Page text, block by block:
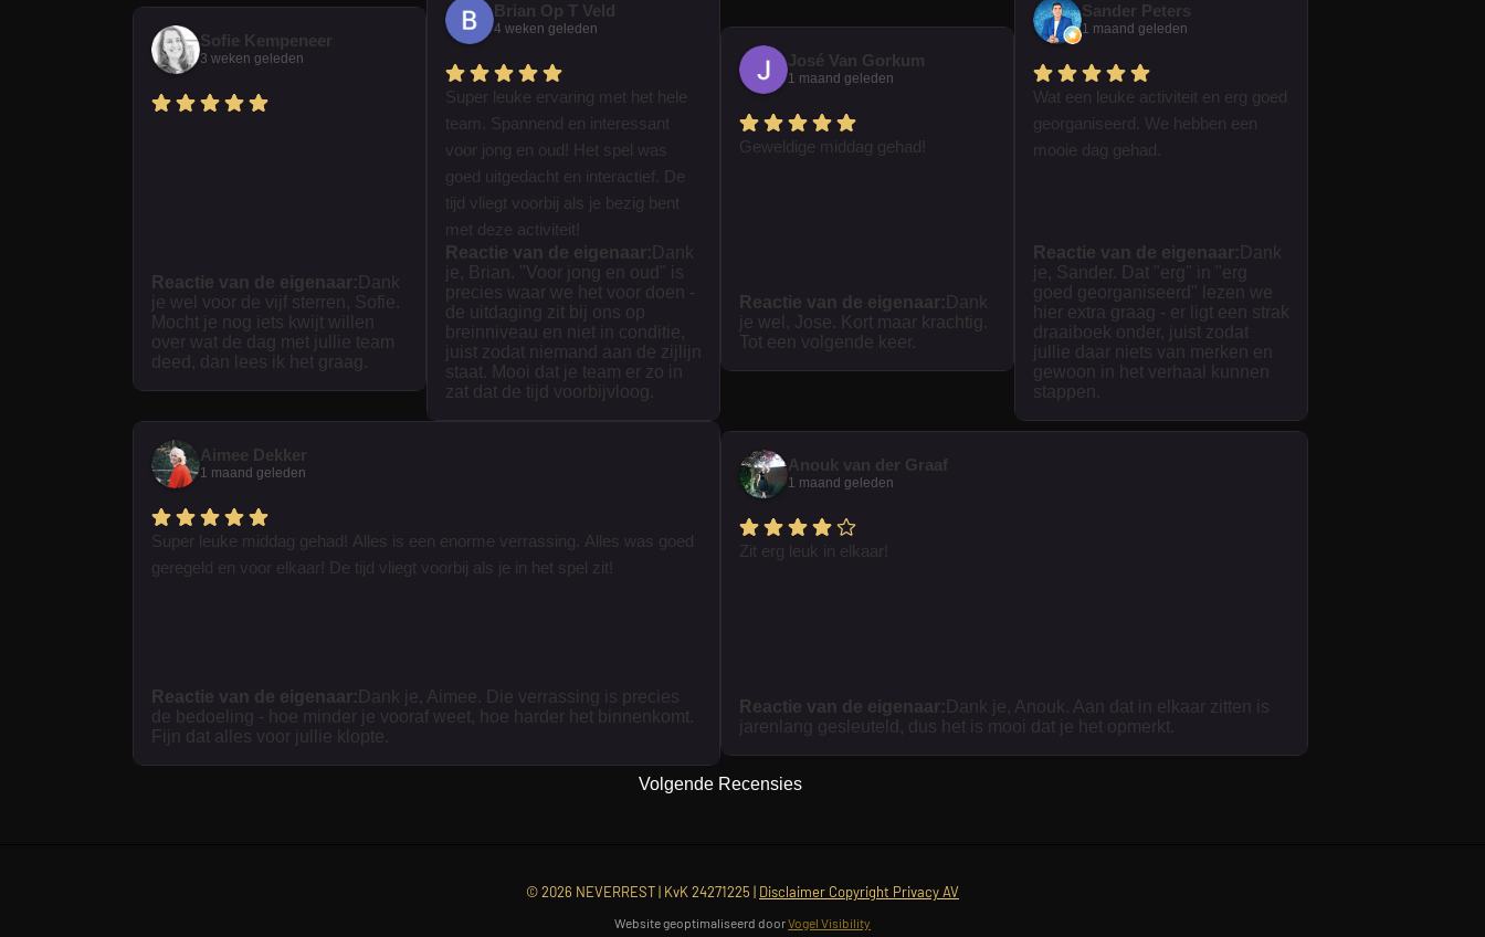
Sofie Kempeneer
3 weken geleden
Reactie van de eigenaar: Dank
je wel voor de vijf sterren, Sofie.
Mocht je nog iets kwijt willen
over wat de dag met jullie team
deed, dan lees ik het graag.
Brian Op T Veld
4 weken geleden
Super leuke ervaring met het hele
team. Spannend en interessant
voor jong en oud! Het spel was
goed uitgedacht en interactief. De
tijd vliegt voorbij als je bezig bent
met deze activiteit!
Reactie van de eigenaar: Dank
je, Brian. "Voor jong en oud" is
precies waar we het voor doen -
de uitdaging zit bij ons op
breinniveau en niet in conditie,
juist zodat niemand aan de zijlijn
staat. Mooi dat je team er zo in
zat dat de tijd voorbijvloog.
José Van Gorkum
1 maand geleden
Geweldige middag gehad!
Reactie van de eigenaar: Dank
je wel, Jose. Kort maar krachtig.
Tot een volgende keer.
Sander Peters
1 maand geleden
Wat een leuke activiteit en erg goed
georganiseerd. We hebben een
mooie dag gehad.
Reactie van de eigenaar: Dank
je, Sander. Dat "erg" in "erg
goed georganiseerd" lezen we
hier extra graag - er ligt een strak
draaiboek onder, juist zodat
jullie daar niets van merken en
gewoon in het verhaal kunnen
stappen.
Aimee Dekker
1 maand geleden
Super leuke middag gehad! Alles is een enorme verrassing. Alles was goed
geregeld en voor elkaar! De tijd vliegt voorbij als je in het spel zit!
Reactie van de eigenaar: Dank je, Aimee. Die verrassing is precies
de bedoeling - hoe minder je vooraf weet, hoe harder het binnenkomt.
Fijn dat alles voor jullie klopte.
Anouk van der Graaf
1 maand geleden
Zit erg leuk in elkaar!
Reactie van de eigenaar: Dank je, Anouk. Aan dat in elkaar zitten is
jarenlang gesleuteld, dus het is mooi dat je het opmerkt.
Volgende Recensies
© 2026 NEVERREST | KvK 24271225 | Disclaimer Copyright Privacy AV
Website geoptimaliseerd doorVogel Visibility